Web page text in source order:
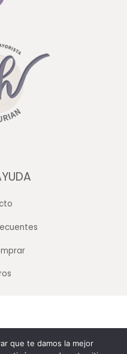
que te damos la mejor